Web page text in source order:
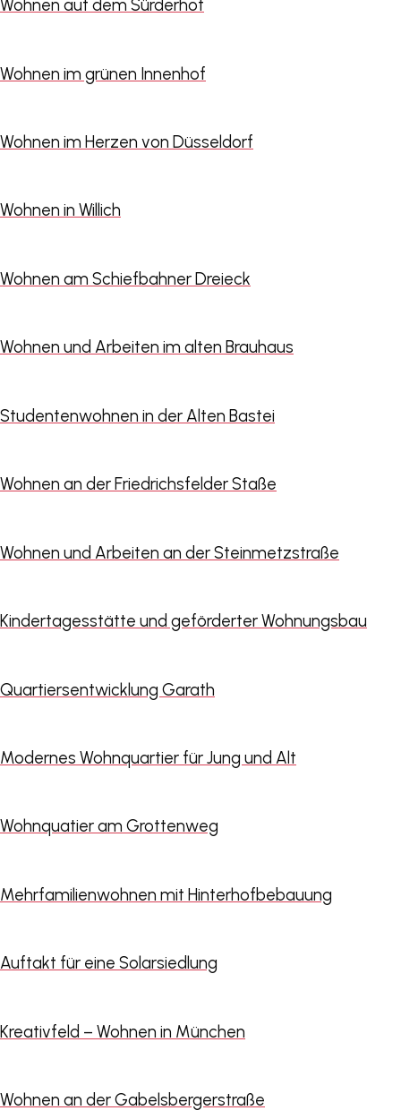
Wohnen auf dem Sürderhof
Wohnen im grünen Innenhof
Wohnen im Herzen von Düsseldorf
Wohnen in Willich
Wohnen am Schiefbahner Dreieck
Wohnen und Arbeiten im alten Brauhaus
Studentenwohnen in der Alten Bastei
Wohnen an der Friedrichsfelder Staße
Wohnen und Arbeiten an der Steinmetzstraße
Kindertagesstätte und geförderter Wohnungsbau
Quartiersentwicklung Garath
Modernes Wohnquartier für Jung und Alt
Wohnquatier am Grottenweg
Mehrfamilienwohnen mit Hinterhofbebauung
Auftakt für eine Solarsiedlung
Kreativfeld – Wohnen in München
Wohnen an der Gabelsbergerstraße